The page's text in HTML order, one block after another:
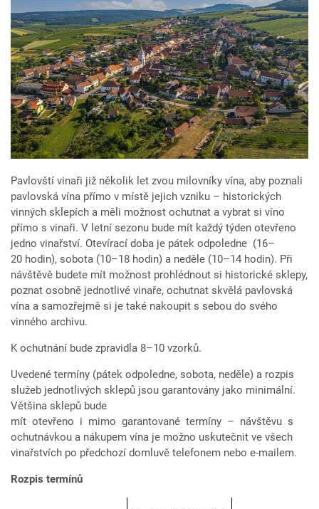
Pavlovští vinaři již několik let zvou milovníky vína, aby poznali
pavlovská vína přímo v místě jejich vzniku – historických
vinných sklepích a měli možnost ochutnat a vybrat si víno
přímo s vinaři. V letní sezonu bude mít každý týden otevřeno
jedno vinařství. Otevírací doba je pátek odpoledne (16–
20 hodin), sobota (10–18 hodin) a neděle (10–14 hodin). Při
návštěvě budete mít možnost prohlédnout si historické sklepy,
poznat osobně jednotlivé vinaře, ochutnat skvělá pavlovská
vína a samozřejmě si je také nakoupit s sebou do svého
vinného archivu.
K ochutnání bude zpravidla 8–10 vzorků.
Uvedené termíny (pátek odpoledne, sobota, neděle) a rozpis
služeb jednotlivých sklepů jsou garantovány jako minimální.
Většina sklepů bude
mít otevřeno i mimo garantované termíny – návštěvu s
ochutnávkou a nákupem vína je možno uskutečnit ve všech
vinařstvích po předchozí domluvě telefonem nebo e-mailem.
Rozpis termínů